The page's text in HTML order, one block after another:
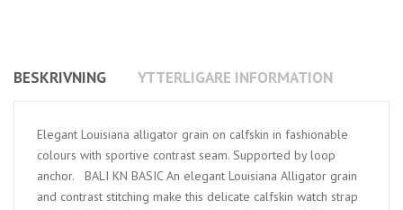
BESKRIVNING YTTERLIGARE INFORMATION
Elegant Louisiana alligator grain on calfskin in fashionable
colours with sportive contrast seam. Supported by loop
anchor. BALI KN BASIC An elegant Louisiana Alligator grain
and contrast stitching make this delicate calfskin watch strap